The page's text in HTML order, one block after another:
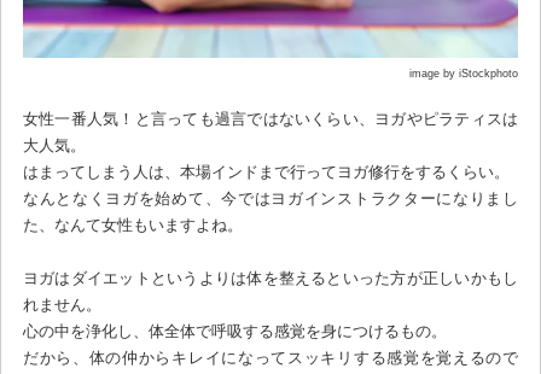
image by iStockphoto
女性一番人気！と言っても過言ではないくらい、ヨガやピラティスは
大人気。
はまってしまう人は、本場インドまで行ってヨガ修行をするくらい。
なんとなくヨガを始めて、今ではヨガインストラクターになりまし
た、なんて女性もいますよね。
ヨガはダイエットというよりは体を整えるといった方が正しいかもし
れません。
心の中を浄化し、体全体で呼吸する感覚を身につけるもの。
だから、体の仲からキレイになってスッキリする感覚を覚えるので